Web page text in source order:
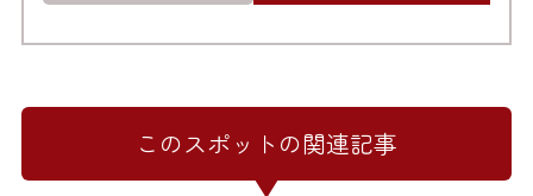
このスポットの関連記事